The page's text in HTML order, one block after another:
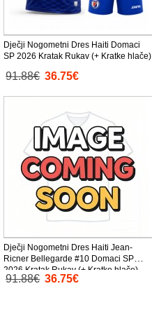
Dječji Nogometni Dres Haiti Domaci
SP 2026 Kratak Rukav (+ Kratke hlače)
91.88€ 36.75€
Dječji Nogometni Dres Haiti Jean-
Ricner Bellegarde #10 Domaci SP
2026 Kratak Rukav (+ Kratke hlače)
91.88€ 36.75€